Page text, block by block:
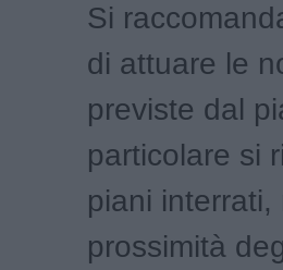
Si
di attuare le
previste dal
particolare si
piani
prossimità